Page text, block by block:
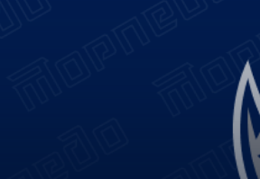
Фотобанк